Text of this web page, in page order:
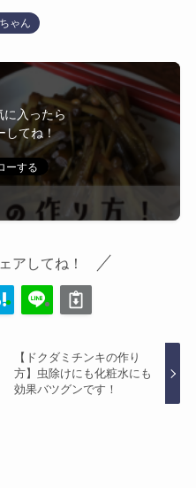
ゃん
に入ったら
してね！
アしてね！
【ドクダミチンキの作り
方】虫除けにも化粧水にも
効果バツグンです！